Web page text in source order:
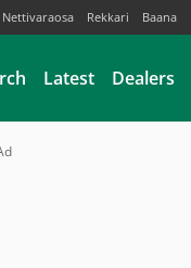
Nettivaraosa Rekkari Baana
Latest Dealers